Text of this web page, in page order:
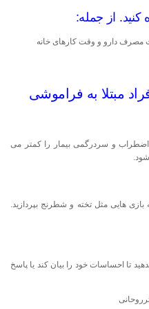
از جمله:
مصرف دارو و وقت کارهای خانه
مبتلا به فراموشی
اضطراب و سردرگمی بیمار را کمتر می
هایی مثل تخته و شطرنج بپردازید.
تا احساسات خود را بیان کند یا پاسخ